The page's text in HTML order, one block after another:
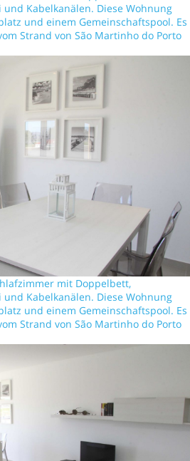
und Kabelkanälen. Diese Wohnung
und einem Gemeinschaftspool. Es
Strand von São Martinho do Porto
mit Doppelbett,
und Kabelkanälen. Diese Wohnung
und einem Gemeinschaftspool. Es
Strand von São Martinho do Porto